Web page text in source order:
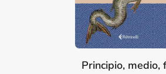
Principio, medio,